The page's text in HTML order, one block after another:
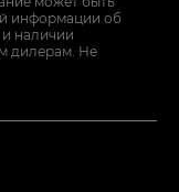
информации об
и наличии
дилерам. Не